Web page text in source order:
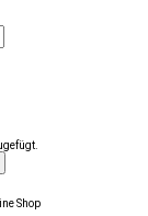
Shop